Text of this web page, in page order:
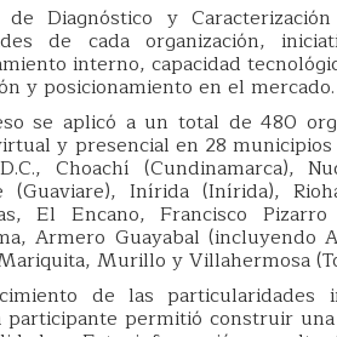
de Diagnóstico y
de cada organización,
interno, capacidad
y posicionamiento en el mercado.
se aplicó a un total de 480
y presencial en 28
Choachí (Cundinamarca),
(Guaviare), Inírida (Inírida),
El Encano, Francisco
Armero Guayabal (incluyendo
Murillo y Villahermosa
de las particularidades
participante permitió construir